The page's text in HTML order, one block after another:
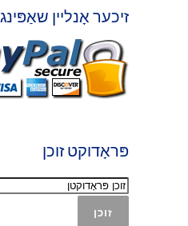
זיכער אָנליין שאַפּינג
פּראָדוקט זוכן
זוכן